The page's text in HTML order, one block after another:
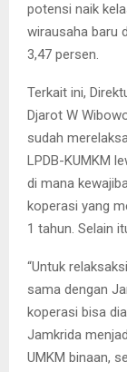
potensi naik
wirausaha baru
3,47 persen.
Terkait ini,
Djarot W
sudah
LPDB-KUMKM
di mana
koperasi yang
1 tahun. Selain
“Untuk
sama dengan
koperasi bisa
Jamkrida
UMKM binaan,